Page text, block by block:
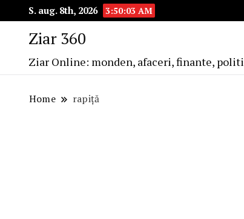
S. aug. 8th, 2026 3:50:03 AM
Ziar 360
Ziar Online: monden, afaceri, finante,
Home rapiță